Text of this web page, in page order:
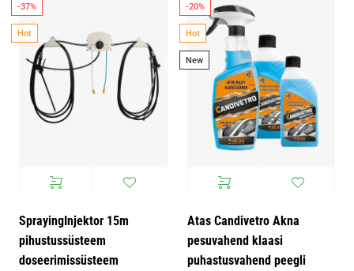
-37%
Hot
SprayingInjektor 15m
pihustussüsteem
doseerimissüsteem
-20%
Hot
New
Atas Candivetro Akna
pesuvahend klaasi
puhastusvahend peegli